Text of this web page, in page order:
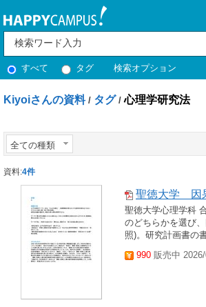
すべて タグ 検索オプション
Kiyoiさんの資料 / タグ / 心理学研究法
全ての種類
資料:4件
聖徳大学 因
聖徳大学心理学科
のどちらかを選び
照)。研究計画書の
990 販売中